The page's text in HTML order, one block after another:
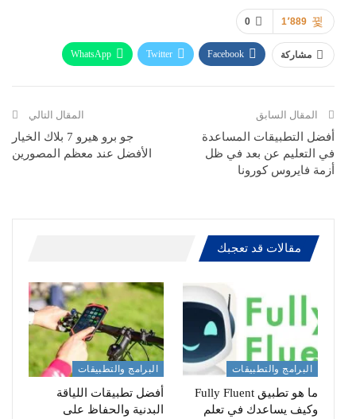
0 1٬889
مشاركة Facebook
Twitter
WhatsApp
االبريد الالكتروني
المقال السابق
أفضل التطبيقات المساعدة
في التعليم عن بعد في ظل
أزمة فايروس ‎كورونا
المقال التالي
جو برو هيرو 7 بلاك الخيار
الأفضل عند معظم المصورين
مقالات قد تعجبك
البرامج والتطبيقات
ما هو تطبيق Fully Fluent
وكيف يساعدك في تعلم
البرامج والتطبيقات
أفضل تطبيقات اللياقة
البدنية والحفاظ على